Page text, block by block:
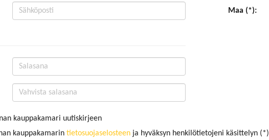
Maa (*):
kauppakamari uutiskirjeen
kauppakamarin tietosuojaselosteen ja hyväksyn henkilötietojeni käsittelyn (*)